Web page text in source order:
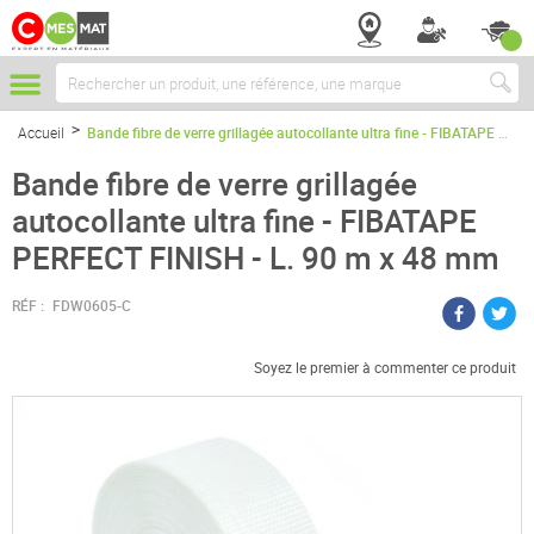
Chercher
Accueil Bande fibre de verre grillagée autocollante ultra fine - FIBATAPE PERFECT FINISH - L. 90 m x 48 mm
Bande fibre de verre grillagée
autocollante ultra fine - FIBATAPE
PERFECT FINISH - L. 90 m x 48 mm
RÉF : FDW0605-C
Soyez le premier à commenter ce produit
Passer